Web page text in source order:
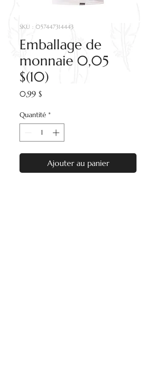
SKU : 057447314443
Emballage de
monnaie 0,05
$(10)
0,99 $Prix
Quantité *
Ajouter au panier